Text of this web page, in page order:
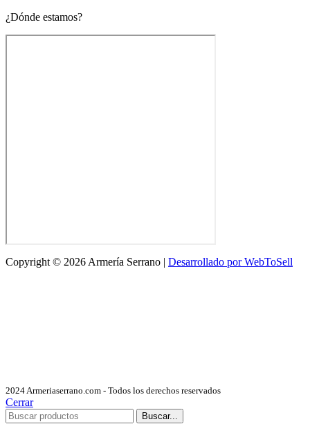
¿Dónde estamos?
Copyright © 2026 Armería Serrano | Desarrollado por WebToSell
2024 Armeriaserrano.com - Todos los derechos reservados
Cerrar
Buscar...